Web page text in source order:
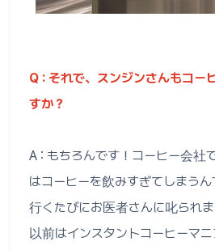
Q : それで、スンジンさんもコー
すか？
A : もちろんです！コーヒー会社
はコーヒーを飲みすぎてしまう
行くたびにお医者さんに叱られ
以前はインスタントコーヒーマニ